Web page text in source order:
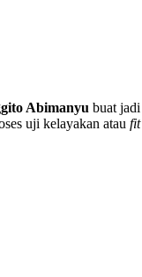
Abimanyu buat jadi
uji kelayakan atau fit